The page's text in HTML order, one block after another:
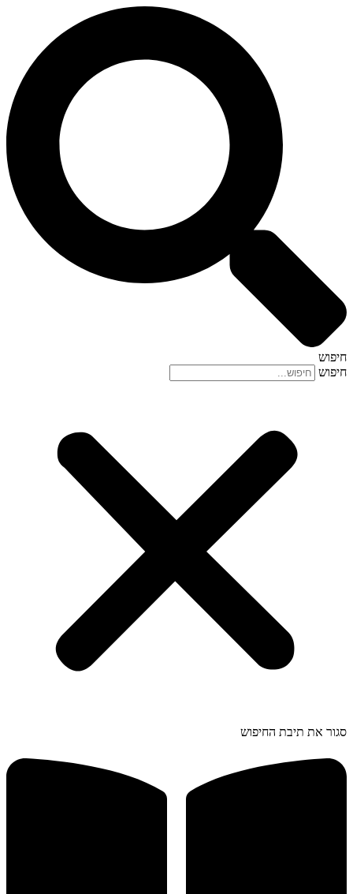
חיפוש
חיפוש
סגור את תיבת החיפוש